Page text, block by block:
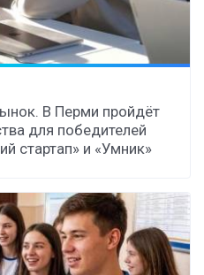
В Перми пройдёт
для победителей
стартап» и «Умник»